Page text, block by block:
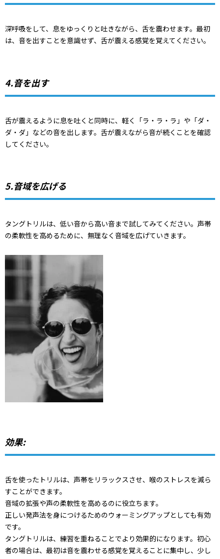
深呼吸をして、息をゆっくりと吐きながら、舌を震わせます。最初
は、音を出すことを意識せず、舌が震える感覚を覚えてください。
4.音を出す
舌が震えるように息を吐くと同時に、軽く「ラ・ラ・ラ」や「ダ・
ダ・ダ」などの音を出します。舌が震えながら音が続くことを確認
してください。
5.音域を広げる
タングトリルは、低い音から高い音まで試してみてください。声帯
の柔軟性を高めるために、無理なく音域を広げていきます。
効果:
舌を使ったトリルは、声帯をリラックスさせ、喉のストレスを減ら
すことができます。
音域の拡張や声の柔軟性を高めるのに役立ちます。
正しい発声法を身につけるためのウォーミングアップとしても有効
です。
タングトリルは、練習を重ねることでより効果的になります。初心
者の場合は、最初は音を震わせる感覚を覚えることに集中し、少し